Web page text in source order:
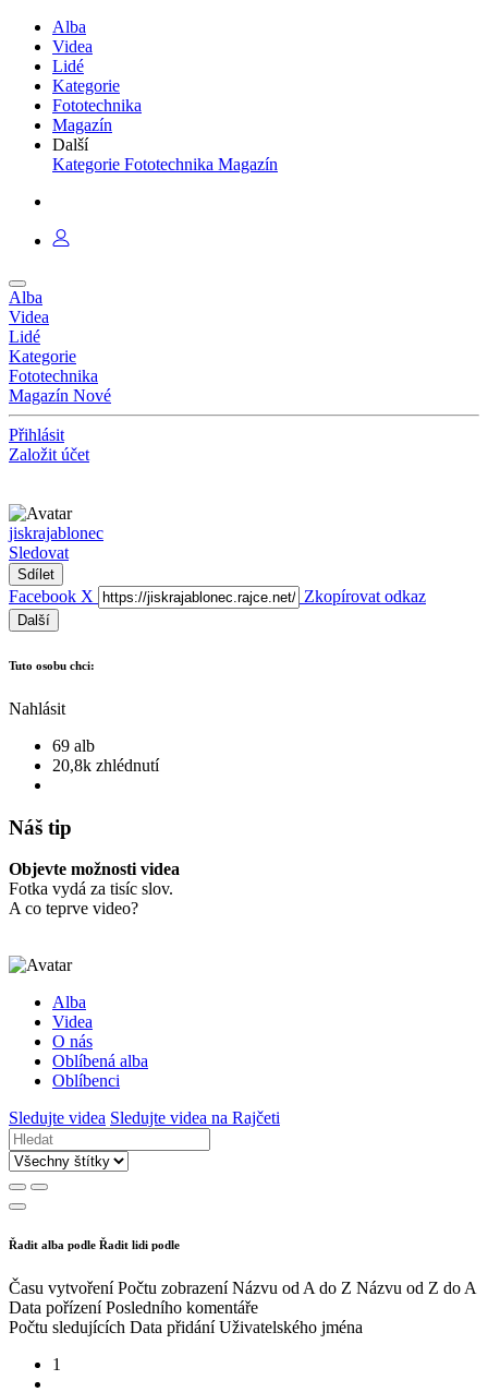
Alba
Videa
Lidé
Kategorie
Fototechnika
Magazín
Další
Kategorie Fototechnika Magazín
Alba
Videa
Lidé
Kategorie
Fototechnika
Magazín Nové
Přihlásit
Založit účet
jiskrajablonec
Sledovat
Sdílet
Facebook X Zkopírovat odkaz
Další
Tuto osobu chci:
Nahlásit
69 alb
20,8k zhlédnutí
Náš tip
Objevte možnosti videa
Fotka vydá za tisíc slov.
A co teprve video?
Alba
Videa
O nás
Oblíbená alba
Oblíbenci
Sledujte videa Sledujte videa na Rajčeti
Řadit alba podle Řadit lidi podle
Času vytvoření Počtu zobrazení Názvu od A do Z Názvu od Z do A
Data pořízení Posledního komentáře
Počtu sledujících Data přidání Uživatelského jména
1